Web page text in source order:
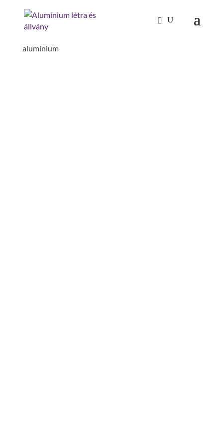
Kezdőlap/Mászástechnika Lépcsők 60°
/ Lépcső
alumínium